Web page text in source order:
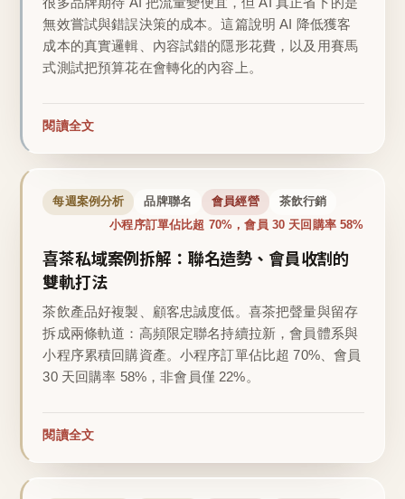
無效嘗試與錯誤決策的成本。這篇說明 AI 降低獲客
成本的真實邏輯、內容試錯的隱形花費，以及用賽馬
式測試把預算花在會轉化的內容上。
閱讀全文
每週案例分析 品牌聯名 會員經營 茶飲行銷
小程序訂單佔比超 70%，會員 30 天回購率 58%
喜茶私域案例拆解：聯名造勢、會員收割的
雙軌打法
茶飲產品好複製、顧客忠誠度低。喜茶把聲量與留存
拆成兩條軌道：高頻限定聯名持續拉新，會員體系與
小程序累積回購資產。小程序訂單佔比超 70%、會員
30 天回購率 58%，非會員僅 22%。
閱讀全文